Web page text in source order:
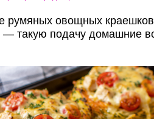
румяных овощных
— такую подачу домашние